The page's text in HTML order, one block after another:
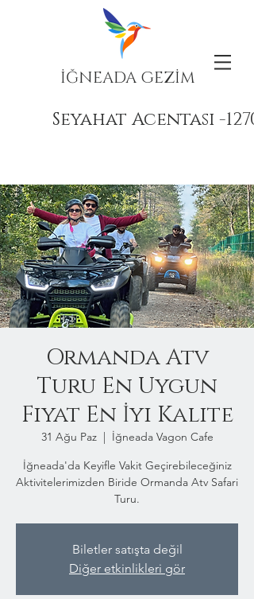
İĞNEADA GEZİM
Seyahat Acentası -
Ormanda Atv
Turu En Uygun
Fiyat En İyi Kalite
31 Ağu Paz
  |
İğneada Vagon Cafe
İğneada'da Keyifle Vakit Geçirebileceğiniz
Aktivitelerimizden Biride Ormanda Atv Safari
Turu.
Biletler satışta değil
Diğer etkinlikleri gör